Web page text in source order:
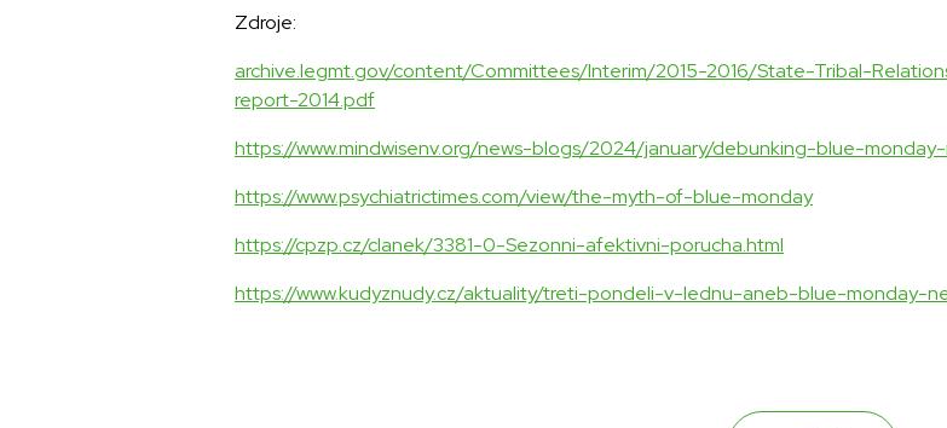
Zdroje:
archive.legmt.gov/content/Committees/Interim/2015-2016/State-Tribal-
report-2014.pdf
https://www.mindwisenv.org/news-blogs/2024/january/debunking-blue-
https://www.psychiatrictimes.com/view/the-myth-of-blue-monday
https://cpzp.cz/clanek/3381-0-Sezonni-afektivni-porucha.html
https://www.kudyznudy.cz/aktuality/treti-pondeli-v-lednu-aneb-blue-monday-